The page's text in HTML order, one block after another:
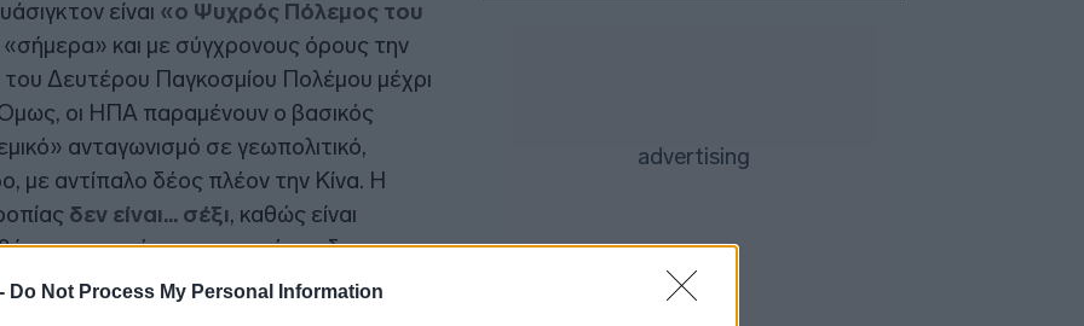
Do Not Process My Personal Information
είναι «ο Ψυχρός Πόλεμος του
και με σύγχρονους όρους την
Δευτέρου Παγκοσμίου Πολέμου μέχρι
οι ΗΠΑ παραμένουν ο βασικός
ανταγωνισμό σε γεωπολιτικό,
με αντίπαλο δέος πλέον την Κίνα. Η
δεν είναι... σέξι, καθώς είναι
αφενός, που αφετέρου δεν
έως χαοτικές διαφορές των
πετρελαίου της περιφέρειας
πρωτοφανείς ακραίες συνθήκες
Σύντομα μπορεί να είναι νεκρός
Marfin: Επιμένει ο δικηγόρος της
46χρονης για την ταυτοποίηση - «Η